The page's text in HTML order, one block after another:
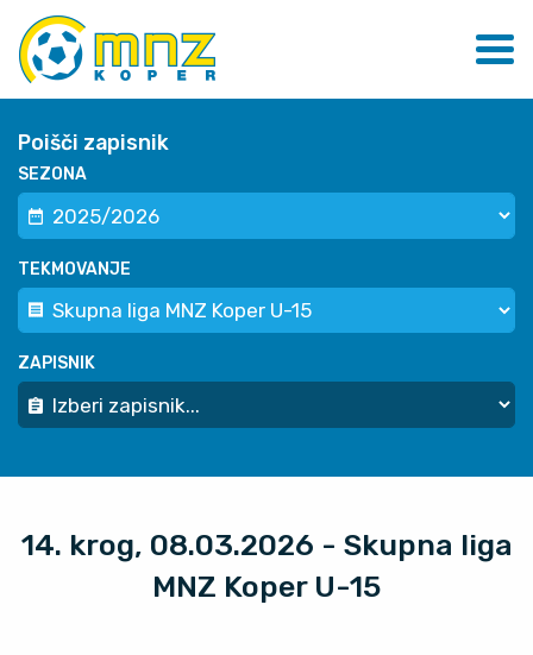
Poišči zapisnik
SEZONA
TEKMOVANJE
ZAPISNIK
14. krog, 08.03.2026 - Skupna liga
MNZ Koper U-15